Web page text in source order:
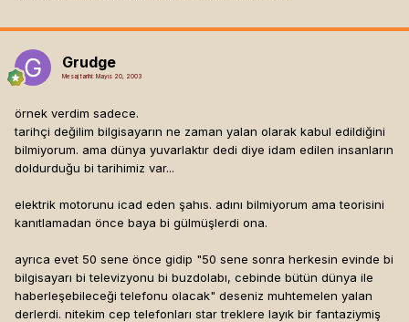
Grudge
Mesaj tarihi: Mayıs 20, 2003
örnek verdim sadece.
tarihçi değilim bilgisayarın ne zaman yalan olarak kabul edildiğini
bilmiyorum. ama dünya yuvarlaktır dedi diye idam edilen insanların
doldurduğu bi tarihimiz var...
elektrik motorunu icad eden şahıs. adını bilmiyorum ama teorisini
kanıtlamadan önce baya bi gülmüşlerdi ona.
ayrıca evet 50 sene önce gidip "50 sene sonra herkesin evinde bi
bilgisayarı bi televizyonu bi buzdolabı, cebinde bütün dünya ile
haberleşebileceği telefonu olacak" deseniz muhtemelen yalan
derlerdi. nitekim cep telefonları star treklere layık bir fantaziymiş